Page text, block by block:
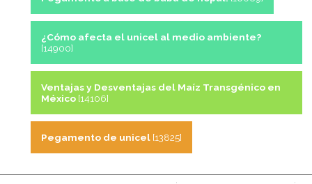
¿Cómo afecta el unicel al medio ambiente?
[14900]
Ventajas y Desventajas del Maíz Transgénico en
México [14106]
Pegamento de unicel [13825]